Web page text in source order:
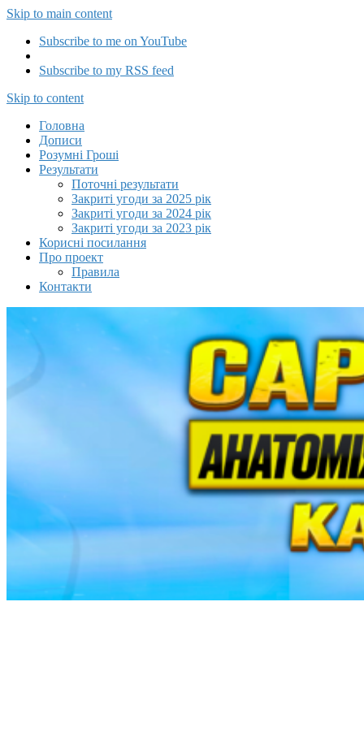
Skip to main content
Subscribe to me on YouTube
Subscribe to my RSS feed
Capitalizator UA
Skip to content
Головна
Дописи
Розумні Гроші
Результати
Поточні результати
Закриті угоди за 2025 рік
Закриті угоди за 2024 рік
Закриті угоди за 2023 рік
Корисні посилання
Про проект
Правила
Контакти